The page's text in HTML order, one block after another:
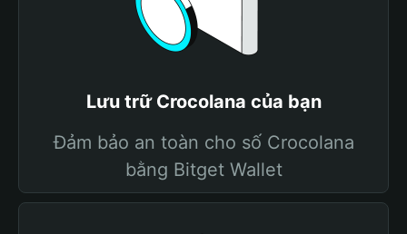
Lưu trữ Crocolana của bạn
Đảm bảo an toàn cho số Crocolana
bằng Bitget Wallet